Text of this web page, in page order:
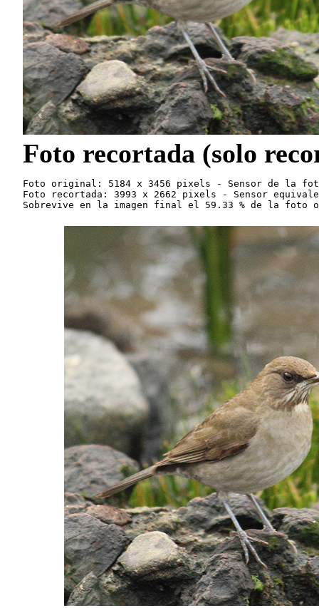
Foto recortada (solo
Foto original: 5184 x 3456 pixels - Sensor de la
Foto recortada: 3993 x 2662 pixels - Sensor